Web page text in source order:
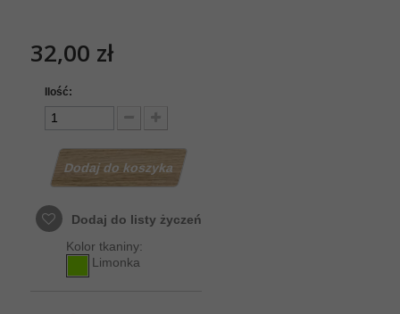
32,00 zł
Ilość:
Dodaj do koszyka
Dodaj do listy życzeń
Kolor tkaniny:
Limonka